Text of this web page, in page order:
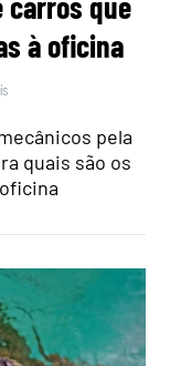
à oficina
pela
quais são os